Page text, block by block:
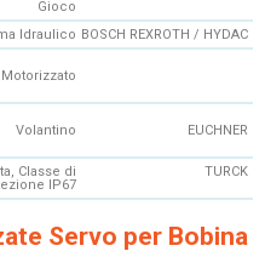
Gioco
Idraulico BOSCH REXROTH / HYDAC
Motorizzato
Volantino EUCHNER
Classe di
IP67
TURCK
Servo per Bobina